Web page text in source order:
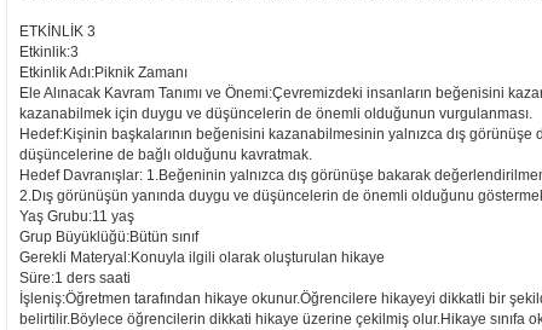
ETKİNLİK 3
Etkinlik:3
Etkinlik Adı:Piknik Zamanı
Ele Alınacak Kavram Tanımı ve Önemi:Çevremizdeki insanların beğenisini
kazanabilmek için duygu ve düşüncelerin de önemli olduğunun vurgulanması.
Hedef:Kişinin başkalarının beğenisini kazanabilmesinin yalnızca dış
düşüncelerine de bağlı olduğunu kavratmak.
Hedef Davranışlar: 1.Beğeninin yalnızca dış görünüşe bakarak
2.Dış görünüşün yanında duygu ve düşüncelerin de önemli olduğunu
Yaş Grubu:11 yaş
Grup Büyüklüğü:Bütün sınıf
Gerekli Materyal:Konuyla ilgili olarak oluşturulan hikaye
Süre:1 ders saati
İşleniş:Öğretmen tarafından hikaye okunur.Öğrencilere hikayeyi dikkatli bir
belirtilir.Böylece öğrencilerin dikkati hikaye üzerine çekilmiş olur.Hikaye sınıfa